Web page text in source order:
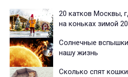
20 катков Москвы,
на коньках зимой
Солнечные
нашу жизнь
Сколько спят